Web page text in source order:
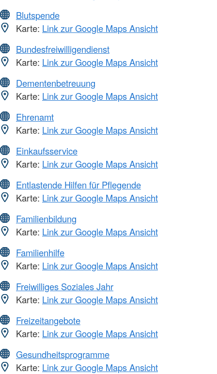
Blutspende
Karte: Link zur Google Maps Ansicht
Bundesfreiwilligendienst
Karte: Link zur Google Maps Ansicht
Dementenbetreuung
Karte: Link zur Google Maps Ansicht
Ehrenamt
Karte: Link zur Google Maps Ansicht
Einkaufsservice
Karte: Link zur Google Maps Ansicht
Entlastende Hilfen für Pflegende
Karte: Link zur Google Maps Ansicht
Familienbildung
Karte: Link zur Google Maps Ansicht
Familienhilfe
Karte: Link zur Google Maps Ansicht
Freiwilliges Soziales Jahr
Karte: Link zur Google Maps Ansicht
Freizeitangebote
Karte: Link zur Google Maps Ansicht
Gesundheitsprogramme
Karte: Link zur Google Maps Ansicht